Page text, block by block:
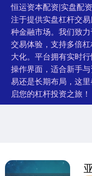
恒运资本配资|实盘配
注于提供实盘杠杆交
种金融市场。我们致
交易体验，支持多倍
大化。平台拥有实时
操作界面，适合新手
易还是长期布局，这
启您的杠杆投资之旅！